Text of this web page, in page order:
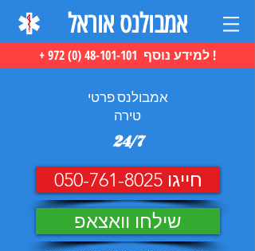
אמבולנס אוראל
+ 972 (0) 48-101-101 למידע נוסף !
אמבולנס פרטי
טירה
24/7
חייגו 050-761-8025
שילחו וואצאפ